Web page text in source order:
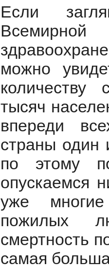
Если
можно
тысяч
впереди
страны один
по этому
опускаемся
уже
пожилых
смертность
самая